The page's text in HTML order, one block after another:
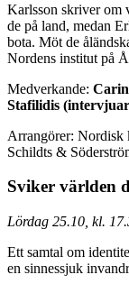
Karlsson skriver om
de på land, medan
bota. Möt de
Nordens institut på
Medverkande:
Stafilidis
Arrangörer: Nordisk
Schildts &
Sviker världen
Lördag 25.10, kl.
Ett samtal om
en sinnessjuk